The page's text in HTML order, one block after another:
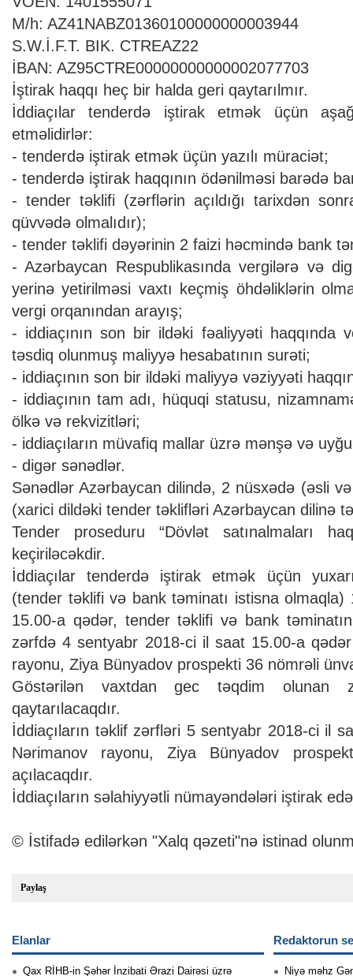
M/h: AZ41NABZ01360100000000003944
S.W.İ.F.T. BIK. CTREAZ22
İBAN: AZ95CTRE00000000000002077703
İştirak haqqı heç bir halda geri qaytarılmır.
İddiaçılar tenderdə iştirak etmək üçün
etməlidirlər:
- tenderdə iştirak etmək üçün yazılı müraciət;
- tenderdə iştirak haqqının ödənilməsi barədə
- tender təklifi (zərflərin açıldığı tarixdən
qüvvədə olmalıdır);
- tender təklifi dəyərinin 2 faizi həcmində bank
- Azərbaycan Respublikasında vergilərə və
yerinə yetirilməsi vaxtı keçmiş öhdəliklərin
vergi orqanından arayış;
- iddiaçının son bir ildəki fəaliyyəti haqqında
təsdiq olunmuş maliyyə hesabatının surəti;
- iddiaçının son bir ildəki maliyyə vəziyyəti
- iddiaçının tam adı, hüquqi statusu,
ölkə və rekvizitləri;
- iddiaçıların müvafiq mallar üzrə mənşə və
- digər sənədlər.
Sənədlər Azərbaycan dilində, 2 nüsxədə (əsli
(xarici dildəki tender təklifləri Azərbaycan dilinə
Tender proseduru “Dövlət satınalmaları
keçiriləcəkdir.
İddiaçılar tenderdə iştirak etmək üçün
(tender təklifi və bank təminatı istisna
15.00-a qədər, tender təklifi və bank
zərfdə 4 sentyabr 2018-ci il saat 15.00-a
rayonu, Ziya Bünyadov prospekti 36 nömrəli
Göstərilən vaxtdan gec təqdim olunan
qaytarılacaqdır.
İddiaçıların təklif zərfləri 5 sentyabr 2018-ci il
Nərimanov rayonu, Ziya Bünyadov
açılacaqdır.
İddiaçıların səlahiyyətli nümayəndələri iştirak
© İstifadə edilərkən "Xalq qəzeti"nə istinad
Paylaş
Elanlar
Qax RİHB-in Şəhər İnzibati Ərazi Dairəsi üzrə
Redaktorun
Niyə məhz